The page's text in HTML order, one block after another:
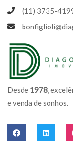
Desde 1978,
e venda de sonhos.
(11) 3735-